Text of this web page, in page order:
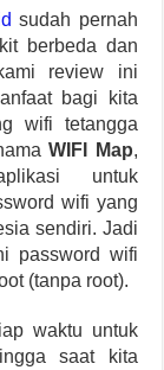
sudah pernah
berbeda dan
review ini
bagi kita
wifi tetangga
WIFI Map,
untuk
wifi yang
sendiri. Jadi
password wifi
(tanpa root).
waktu untuk
saat kita